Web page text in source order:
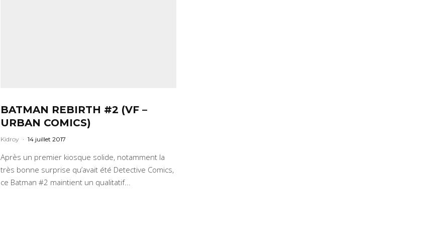
BATMAN REBIRTH #2 (VF –
URBAN COMICS)
Kidroy · 14 juillet 2017
Après un premier kiosque solide, notamment la
très bonne surprise qu’avait été Detective Comics,
ce Batman #2 maintient un qualitatif...